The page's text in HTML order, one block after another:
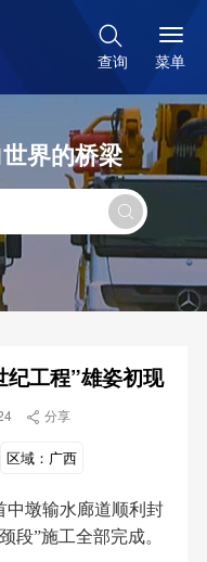

查询 菜单
界的桥梁

工程”雄姿初现
 分享
区域： 广西
中墩输水廊道顺利封
段”施工全部完成。